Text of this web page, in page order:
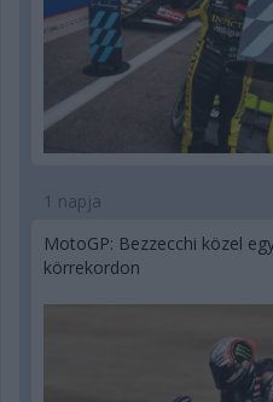
1 napja
MotoGP: Bezzecchi közel
körrekordon